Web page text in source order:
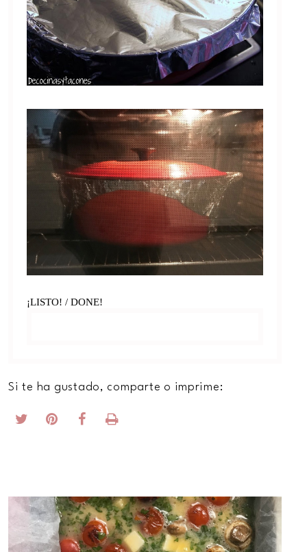
¡LISTO! / DONE!
Si te ha gustado, comparte o imprime: